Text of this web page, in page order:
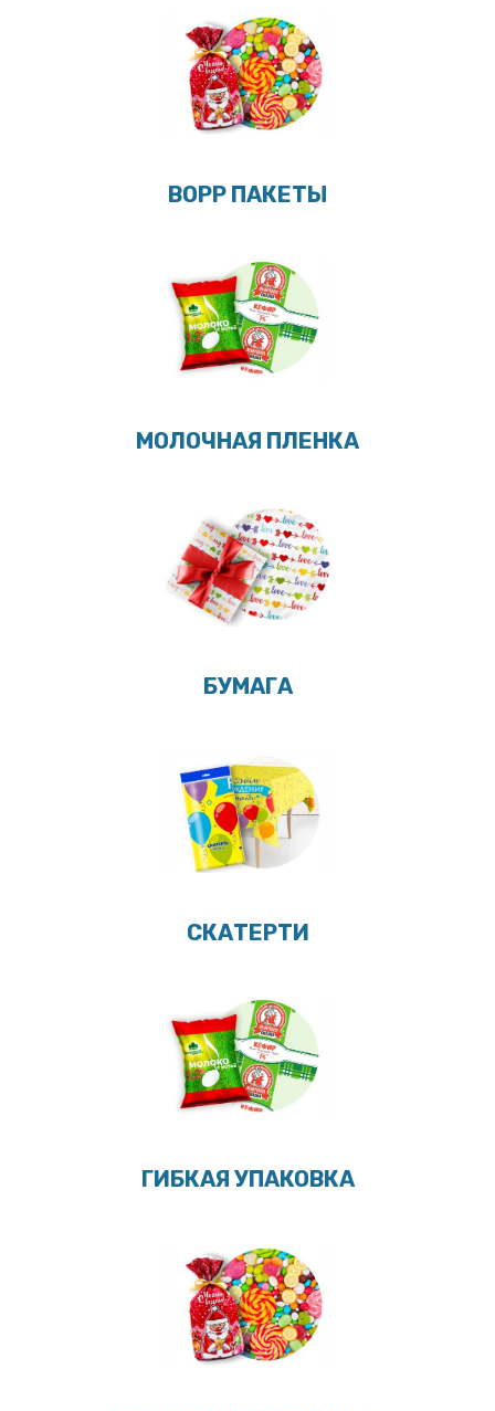
BOPP ПАКЕТЫ
МОЛОЧНАЯ ПЛЕНКА
БУМАГА
СКАТЕРТИ
ГИБКАЯ УПАКОВКА